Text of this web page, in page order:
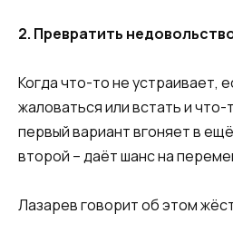
2. Превратить
Когда что-то не устраивает,
жаловаться или встать и
первый вариант вгоняет в
второй – даёт шанс на
Лазарев говорит об этом